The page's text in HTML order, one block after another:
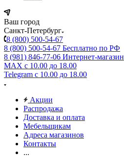
Ваш город
Санкт-Петербург
8 (800) 500-54-67
8 (800) 500-54-67 Бесплатно по РФ
8 (981) 846-77-06 Интернет-магазин
MAX с 10.00 до 18.00
Telegram с 10.00 до 18.00
Акции
Распродажа
Доставка и оплата
Мебельщикам
Адреса магазинов
Контакты
...